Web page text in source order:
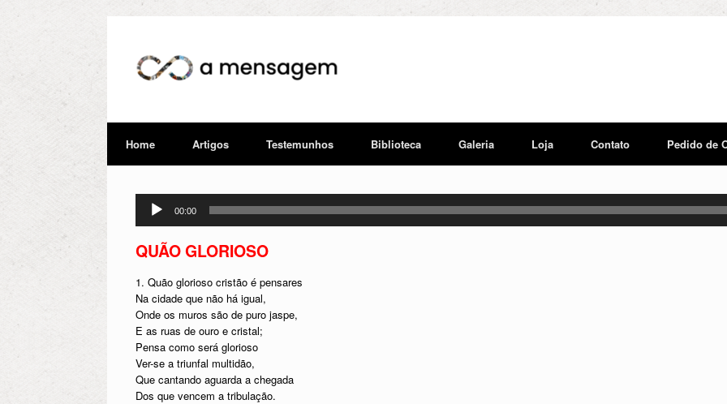
Home Artigos Testemunhos Biblioteca Galeria Loja Contato Pedido de
Tocador
00:00
QUÃO GLORIOSO
1. Quão glorioso cristão é pensares
Na cidade que não há igual,
Onde os muros são de puro jaspe,
E as ruas de ouro e cristal;
Pensa como será glorioso
Ver-se a triunfal multidão,
Que cantando aguarda a chegada
Dos que vencem a tribulação.